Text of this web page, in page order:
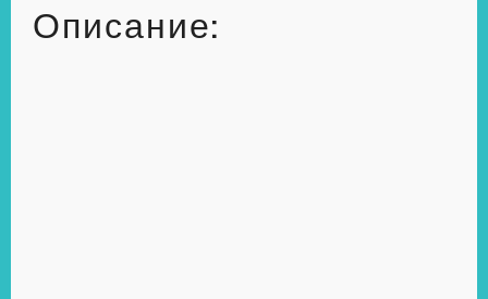
Описание: